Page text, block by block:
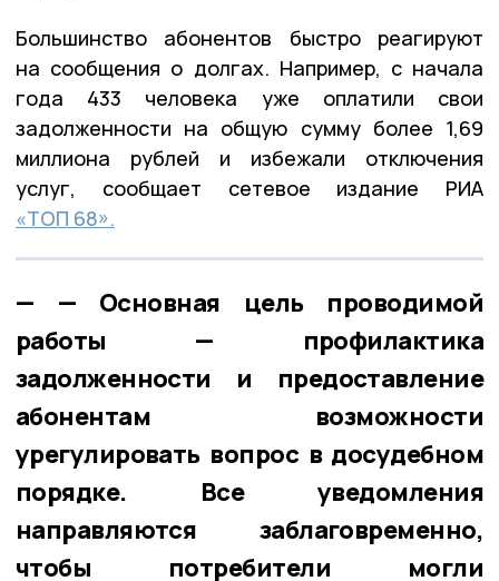
Большинство абонентов быстро реагируют
на сообщения о долгах. Например, с начала
года 433 человека уже оплатили свои
задолженности на общую сумму более 1,69
миллиона рублей и избежали отключения
услуг, сообщает сетевое издание РИА
«ТОП 68».
— Основная цель проводимой
работы — профилактика
задолженности и предоставление
абонентам возможности
урегулировать вопрос в досудебном
порядке. Все уведомления
направляются заблаговременно,
чтобы потребители могли